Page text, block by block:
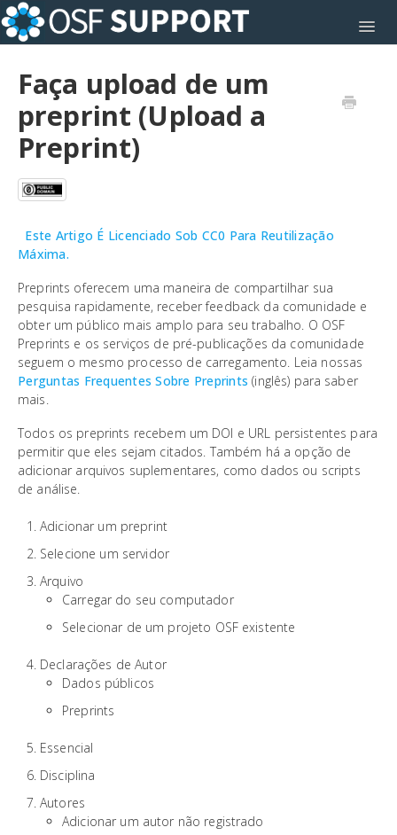
Faça upload de um
preprint (Upload a
Preprint)
Este Artigo É Licenciado Sob CC0 Para Reutilização
Máxima.
Preprints oferecem uma maneira de compartilhar sua
pesquisa rapidamente, receber feedback da comunidade e
obter um público mais amplo para seu trabalho. O OSF
Preprints e os serviços de pré-publicações da comunidade
seguem o mesmo processo de carregamento. Leia nossas
Perguntas Frequentes Sobre Preprints(inglês) para saber
mais.
Todos os preprints recebem um DOI e URL persistentes para
permitir que eles sejam citados. Também há a opção de
adicionar arquivos suplementares, como dados ou scripts
de análise.
Adicionar um preprint
Selecione um servidor
Arquivo
Carregar do seu computador
Selecionar de um projeto OSF existente
Declarações de Autor
Dados públicos
Preprints
Essencial
Disciplina
Autores
Adicionar um autor não registrado